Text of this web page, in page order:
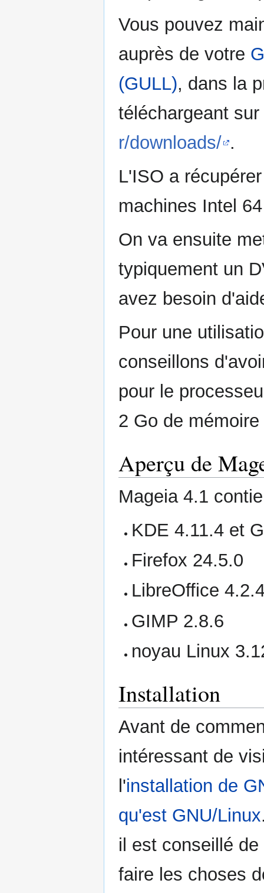
Vous pouvez
auprès de votre
(GULL), dans la
téléchargeant
r/downloads/ .
L'ISO a
machines Intel
On va ensuite
typiquement un
avez besoin
Pour une
conseillons
pour le
2 Go de
Aperçu de
Mageia 4.1
KDE 4.11.4 et
Firefox 24.5.0
LibreOffice
GIMP 2.8.6
noyau Linux
Installation
Avant de
intéressant de
l'installation de
qu'est GNU/Linux
il est conseillé
faire les choses